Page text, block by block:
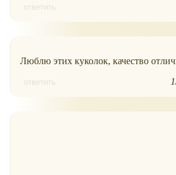
ответить
Люблю этих куколок, качество
ответить